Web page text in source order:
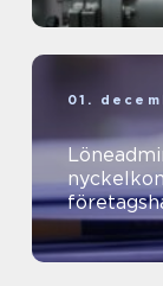
01.